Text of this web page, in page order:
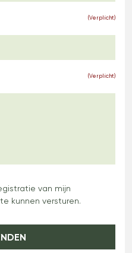
(Verplicht)
(Verplicht)
van mijn
kunnen versturen.